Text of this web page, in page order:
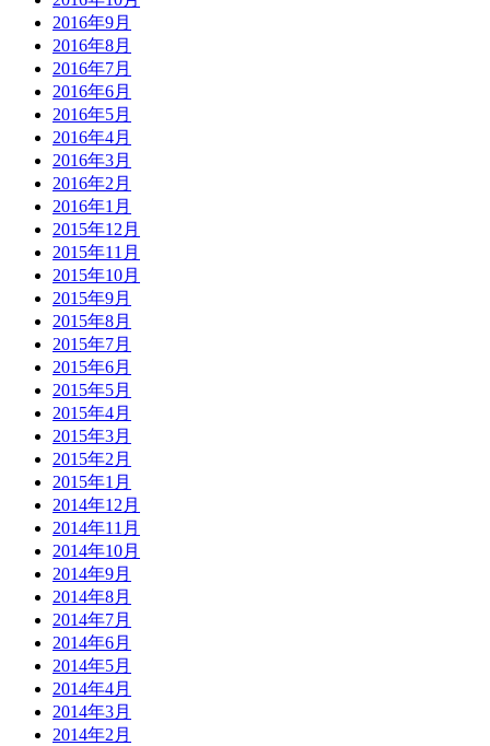
2016年9月
2016年8月
2016年7月
2016年6月
2016年5月
2016年4月
2016年3月
2016年2月
2016年1月
2015年12月
2015年11月
2015年10月
2015年9月
2015年8月
2015年7月
2015年6月
2015年5月
2015年4月
2015年3月
2015年2月
2015年1月
2014年12月
2014年11月
2014年10月
2014年9月
2014年8月
2014年7月
2014年6月
2014年5月
2014年4月
2014年3月
2014年2月